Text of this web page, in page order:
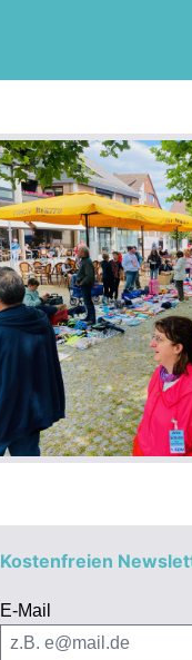
Kostenfreien
E-Mail